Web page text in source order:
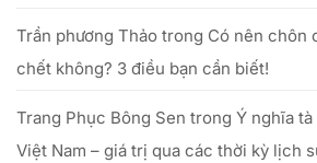
Trần phương Thảo trong Có nên chôn
chết không? 3 điều bạn cần biết!
Trang Phục Bông Sen trong Ý nghĩa
Việt Nam – giá trị qua các thời kỳ lịch